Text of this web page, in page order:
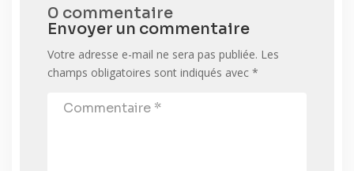
0 commentaire
Envoyer un commentaire
Votre adresse e-mail ne sera pas publiée. Les
champs obligatoires sont indiqués avec *